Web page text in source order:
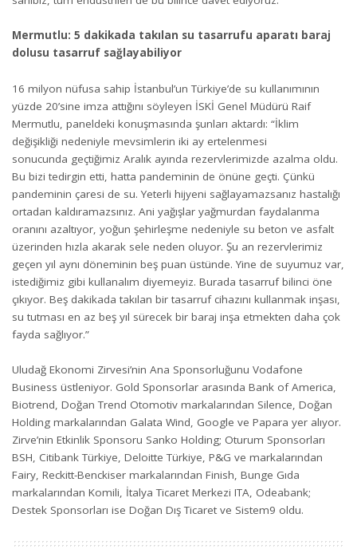
Mermutlu: 5 dakikada takılan su tasarrufu aparatı baraj
dolusu tasarruf sağlayabiliyor
16 milyon nüfusa sahip İstanbul’un Türkiye’de su kullanımının
yüzde 20’sine imza attığını söyleyen İSKİ Genel Müdürü Raif
Mermutlu, paneldeki konuşmasında şunları aktardı: “İklim
değişikliği nedeniyle mevsimlerin iki ay ertelenmesi
sonucunda geçtiğimiz Aralık ayında rezervlerimizde azalma oldu.
Bu bizi tedirgin etti, hatta pandeminin de önüne geçti. Çünkü
pandeminin çaresi de su. Yeterli hijyeni sağlayamazsanız hastalığı
ortadan kaldıramazsınız. Ani yağışlar yağmurdan faydalanma
oranını azaltıyor, yoğun şehirleşme nedeniyle su beton ve asfalt
üzerinden hızla akarak sele neden oluyor. Şu an rezervlerimiz
geçen yıl aynı döneminin beş puan üstünde. Yine de suyumuz var,
istediğimiz gibi kullanalım diyemeyiz. Burada tasarruf bilinci öne
çıkıyor. Beş dakikada takılan bir tasarruf cihazını kullanmak inşası,
su tutması en az beş yıl sürecek bir baraj inşa etmekten daha çok
fayda sağlıyor.”
Uludağ Ekonomi Zirvesi’nin Ana Sponsorluğunu Vodafone
Business üstleniyor. Gold Sponsorlar arasında Bank of America,
Biotrend, Doğan Trend Otomotiv markalarından Silence, Doğan
Holding markalarından Galata Wind, Google ve Papara yer alıyor.
Zirve’nin Etkinlik Sponsoru Sanko Holding; Oturum Sponsorları
BSH, Citibank Türkiye, Deloitte Türkiye, P&G ve markalarından
Fairy, Reckitt-Benckiser markalarından Finish, Bunge Gıda
markalarından Komili, İtalya Ticaret Merkezi ITA, Odeabank;
Destek Sponsorları ise Doğan Dış Ticaret ve Sistem9 oldu.